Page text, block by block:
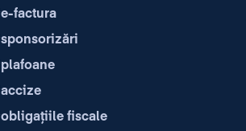
e-factura
sponsorizări
plafoane
accize
obligațiile fiscale